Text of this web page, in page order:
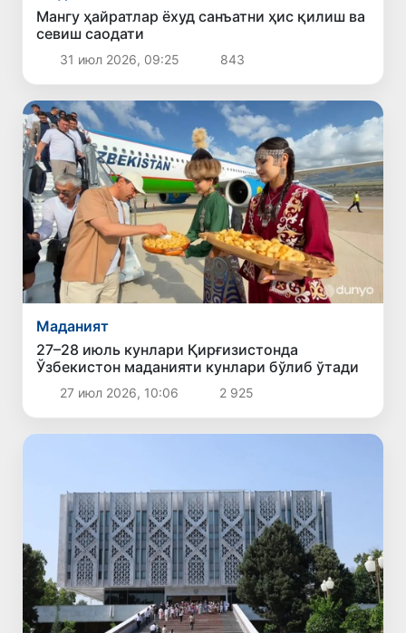
Мангу ҳайратлар ёхуд санъатни ҳис қилиш ва
севиш саодати
31 июл 2026, 09:25 843
Маданият
27–28 июль кунлари Қирғизистонда
Ўзбекистон маданияти кунлари бўлиб ўтади
27 июл 2026, 10:06 2 925